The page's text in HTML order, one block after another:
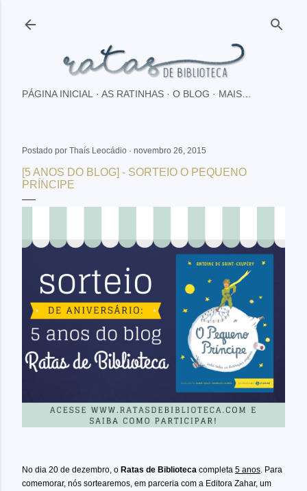
PÁGINA INICIAL AS RATINHAS O BLOG MAIS…
Postado por Thaís Leocádio novembro 26, 2015
[5 ANOS DO BLOG] - SORTEIO O PEQUENO
PRÍNCIPE
No dia 20 de dezembro, o Ratas de Biblioteca completa 5 anos. Para
comemorar, nós sortearemos, em parceria com a Editora Zahar, um